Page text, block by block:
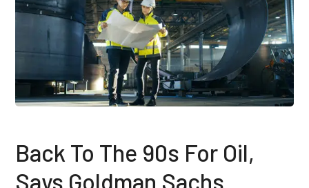
Back To The 90s For Oil,
Says Goldman Sachs